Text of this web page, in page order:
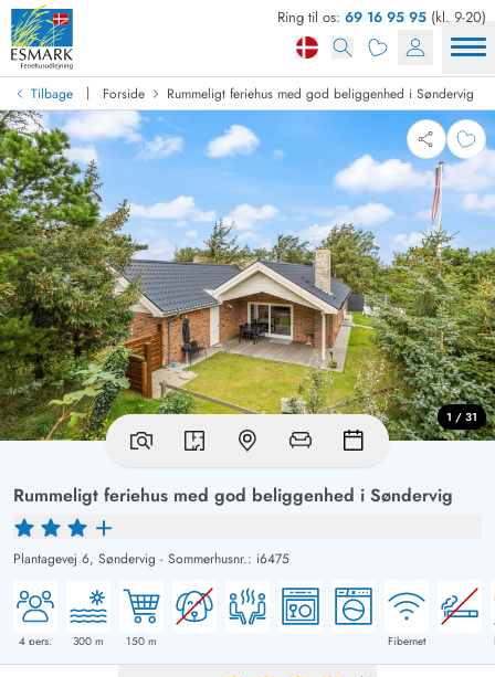
Ring til os: 69 16 95 95 (kl. 9-20)
Tilbage | Forside Rummeligt feriehus med god beliggenhed i Søndervig
Rummeligt feriehus med god beliggenhed i Søndervig
Plantagevej 6, Søndervig - Sommerhusnr.: i6475
4 pers. 300 m 150 m Fibernet
1 / 31